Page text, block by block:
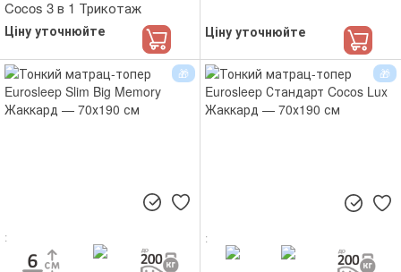
Cocos 3 в 1 Трикотаж
Ціну уточнюйте Ціну уточнюйте